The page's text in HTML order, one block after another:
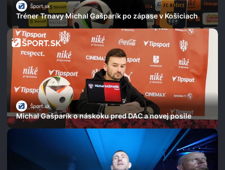
Šport.sk
Tréner Trnavy Michal Gašparík po zápase v Košiciach
Šport.sk
Michal Gašparík o náskoku pred DAC a novej posile